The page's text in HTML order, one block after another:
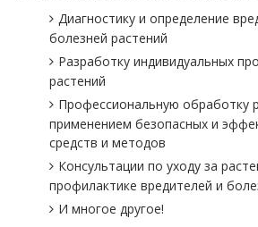
Диагностику и определение
болезней растений
Разработку индивидуальных
растений
Профессиональную обработку
применением безопасных и
средств и методов
Консультации по уходу за
профилактике вредителей и
И многое другое!